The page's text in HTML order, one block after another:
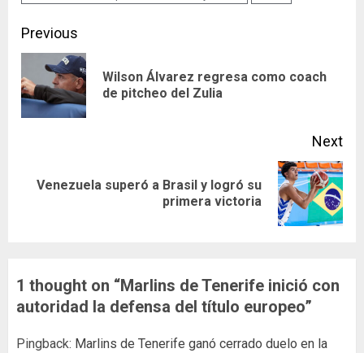
Continue
Reading
Previous
Wilson Álvarez regresa como coach
de pitcheo del Zulia
Next
Next
Venezuela superó a Brasil y logró su
primera victoria
1 thought on “Marlins de Tenerife inició con
autoridad la defensa del título europeo”
Pingback: Marlins de Tenerife ganó cerrado duelo en la